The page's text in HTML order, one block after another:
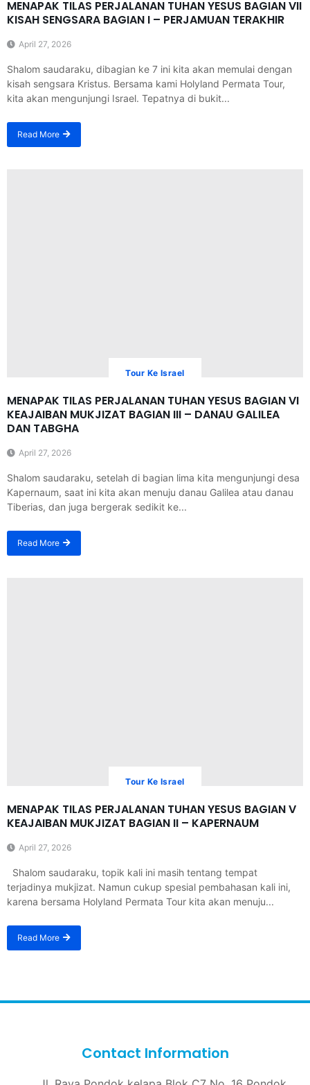
MENAPAK TILAS PERJALANAN TUHAN YESUS BAGIAN VII
KISAH SENGSARA BAGIAN I – PERJAMUAN TERAKHIR
April 27, 2026
Shalom saudaraku, dibagian ke 7 ini kita akan memulai dengan
kisah sengsara Kristus. Bersama kami Holyland Permata Tour,
kita akan mengunjungi Israel. Tepatnya di bukit...
Read More
Tour Ke Israel
MENAPAK TILAS PERJALANAN TUHAN YESUS BAGIAN VI
KEAJAIBAN MUKJIZAT BAGIAN III – DANAU GALILEA
DAN TABGHA
April 27, 2026
Shalom saudaraku, setelah di bagian lima kita mengunjungi desa
Kapernaum, saat ini kita akan menuju danau Galilea atau danau
Tiberias, dan juga bergerak sedikit ke...
Read More
Tour Ke Israel
MENAPAK TILAS PERJALANAN TUHAN YESUS BAGIAN V
KEAJAIBAN MUKJIZAT BAGIAN II – KAPERNAUM
April 27, 2026
Shalom saudaraku, topik kali ini masih tentang tempat
terjadinya mukjizat. Namun cukup spesial pembahasan kali ini,
karena bersama Holyland Permata Tour kita akan menuju...
Read More
Contact Information